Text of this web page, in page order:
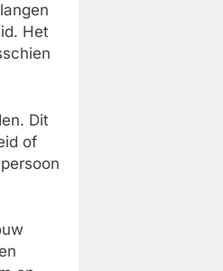
Het
Dit
of